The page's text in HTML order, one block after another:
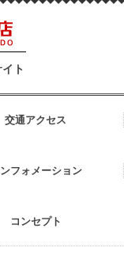
ト
交通アクセス
フォメーション
コンセプト